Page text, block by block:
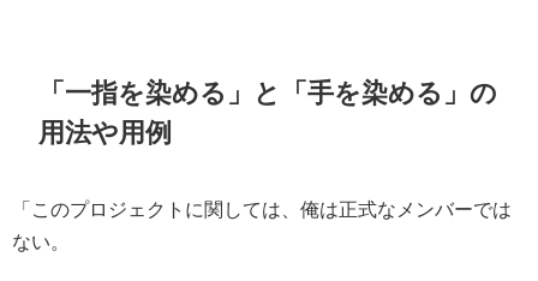
「一指を染める」と「手を染める」の
用法や用例
「このプロジェクトに関しては、俺は正式なメンバーでは
ない。